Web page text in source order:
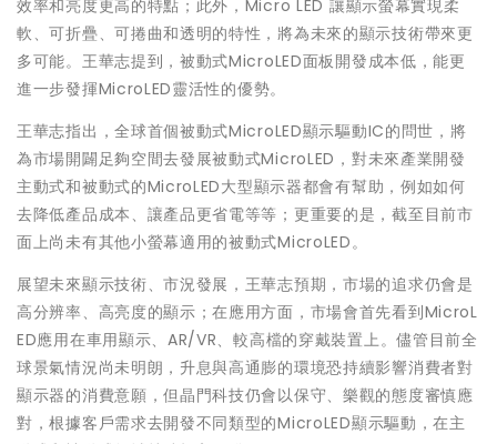
效率和亮度更高的特點；此外，Micro LED 讓顯示螢幕實現柔
軟、可折疊、可捲曲和透明的特性，將為未來的顯示技術帶來更
多可能。王華志提到，被動式MicroLED面板開發成本低，能更
進一步發揮MicroLED靈活性的優勢。
王華志指出，全球首個被動式MicroLED顯示驅動IC的問世，將
為市場開闢足夠空間去發展被動式MicroLED，對未來產業開發
主動式和被動式的MicroLED大型顯示器都會有幫助，例如如何
去降低產品成本、讓產品更省電等等；更重要的是，截至目前市
面上尚未有其他小螢幕適用的被動式MicroLED。
展望未來顯示技術、市況發展，王華志預期，市場的追求仍會是
高分辨率、高亮度的顯示；在應用方面，市場會首先看到MicroL
ED應用在車用顯示、AR/VR、較高檔的穿戴裝置上。儘管目前全
球景氣情況尚未明朗，升息與高通膨的環境恐持續影響消費者對
顯示器的消費意願，但晶門科技仍會以保守、樂觀的態度審慎應
對，根據客戶需求去開發不同類型的MicroLED顯示驅動，在主